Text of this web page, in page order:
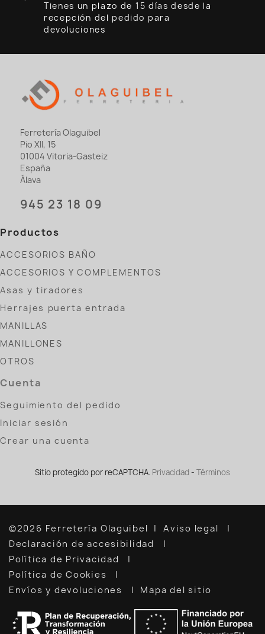
Tienes un plazo de 15 días desde la
recepción del pedido para
devoluciones
Ferretería Olaguibel
Pio XII, 15
01004 Vitoria-Gasteiz
España
Álava
945 23 18 09
Productos
ACCESORIOS BAÑO
ACCESORIOS Y COMPLEMENTOS
Asas y tiradores
Herrajes puerta entrada
MANILLAS
MANILLONES
OTROS
Cuenta
Seguimiento del pedido
Iniciar sesión
Crear una cuenta
Sitio protegido por reCAPTCHA. Privacidad - Términos
©2026 Ferretería Olaguibel
Aviso legal
Declaración de accesibilidad
Política de Privacidad
Política de Cookies
Envíos y devoluciones
Mapa del sitio